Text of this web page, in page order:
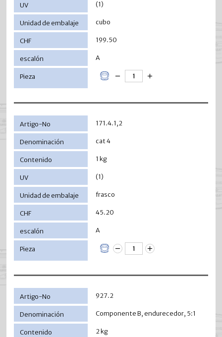
(1)
cubo
199.50
A
171.4.1,2
cat 4
1 kg
(1)
frasco
45.20
A
927.2
Componente B, endurecedor, 5:1
2 kg